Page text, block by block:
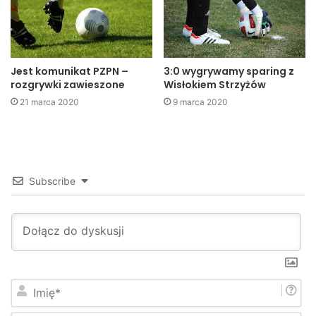
Jest komunikat PZPN –
rozgrywki zawieszone
21 marca 2020
3:0 wygrywamy sparing z
Wisłokiem Strzyżów
9 marca 2020
Subscribe
i